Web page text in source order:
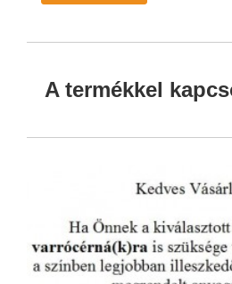
A termékkel